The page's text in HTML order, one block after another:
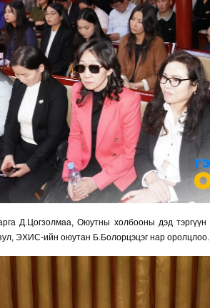
Д.Цогзолмаа, Оюутны холбооны дэд
ЭХИС-ийн оюутан Б.Болорцэцэг нар оролцлоо.